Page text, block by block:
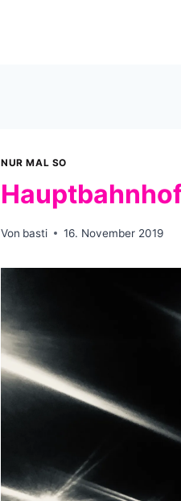
NUR MAL SO
Von basti 16. November 2019